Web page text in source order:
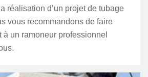
réalisation d’un projet de tubage
vous recommandons de faire
un ramoneur professionnel